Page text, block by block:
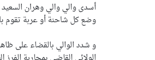
أسدى والي والي وهران السعيد
وضع كل شاحنة أو عربة تقوم
و شدد الوالي بالقضاء على